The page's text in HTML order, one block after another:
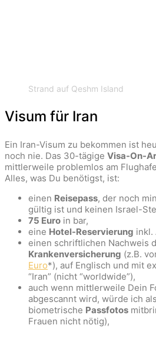
Strand auf Qeshm Island
Visum für Iran
Ein Iran-Visum zu bekommen ist
noch nie. Das 30-tägige Visa-On-
mittlerweile problemlos am
Alles, was Du benötigst, ist:
einen Reisepass, der noch
gültig ist und keinen Israel-
75 Euro in bar,
eine Hotel-Reservierung inkl.
einen schriftlichen Nachweis
Krankenversicherung (z.B.
Euro*), auf Englisch und mit
“Iran” (nicht “worldwide”),
auch wenn mittlerweile Dein
abgescannt wird, würde ich
biometrische Passfotos
Frauen nicht nötig),